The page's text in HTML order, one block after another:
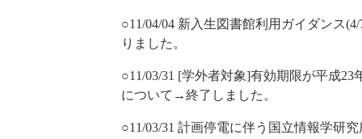
○11/04/04 新入生図書館利用ガイダンス
りました。
○11/03/31 [学外者対象]有効期限が平成
について→終了しました。
○11/03/31 計画停電に伴う国立情報学研